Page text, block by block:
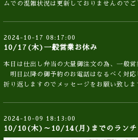
ムでの混雑状況は更新しておりませんのでご
2024-10-17 08:17:00
10/17(木)一般営業お休み
本日は仕出し弁当の大量御注文の為、一般
明日以降の御予約のお電話はなるべく対応
折り返しますのでメッセージをお願い致しま
2024-10-09 18:13:00
10/10(木)～10/14(月)までのランチ